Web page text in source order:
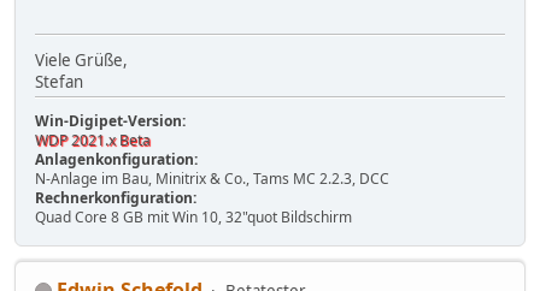
Viele Grüße,
Stefan
Win-Digipet-Version:
WDP 2021.x Beta
Anlagenkonfiguration:
N-Anlage im Bau, Minitrix & Co., Tams MC 2.2.3, DCC
Rechnerkonfiguration:
Quad Core 8 GB mit Win 10, 32"quot Bildschirm